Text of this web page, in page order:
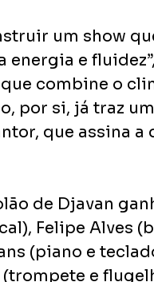
um show
energia e
combine o
por si, já traz
que assina
de Djavan
Felipe Alves
(piano e
(trompete e